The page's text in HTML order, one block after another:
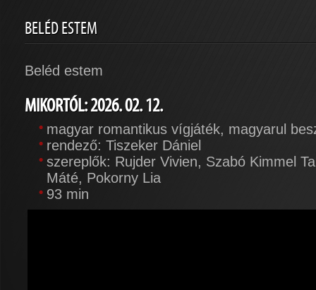
BELÉD ESTEM
Beléd estem
MIKORTÓL: 2026. 02. 12.
magyar romantikus vígjáték, magyarul
rendező: Tiszeker Dániel
szereplők: Rujder Vivien, Szabó Kimmel
Máté, Pokorny Lia
93 min